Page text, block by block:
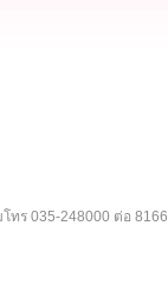
ร 035-248000 ต่อ 8166